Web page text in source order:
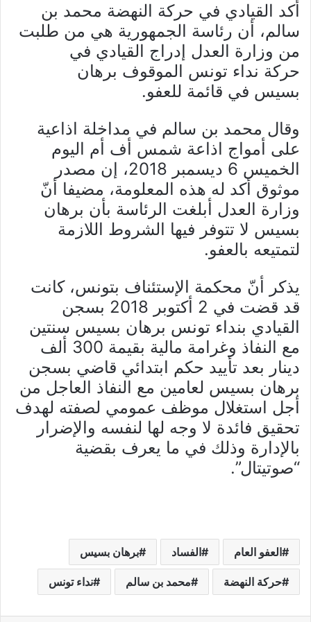
أكد القيادي في حركة النهضة محمد بن
سالم، أن رئاسة الجمهورية هي من طلبت
من وزارة العدل إدراج القيادي في
حركة نداء تونس الموقوف برهان
بسيس في قائمة للعفو.
وقال محمد بن سالم في مداخلة اذاعية
على أمواج اذاعة شمس أف أم اليوم
الخميس 6 ديسمبر 2018، إن مصدر
موثوق أكد له هذه المعلومة، مضيفا أنّ
وزارة العدل أبلغت الرئاسة بأن برهان
بسيس لا تتوفر فيها الشروط اللازمة
لتمتيعه بالعفو.
يذكر أنّ محكمة الإستئناف بتونس، كانت
قد قضت في 2 أكتوبر 2018 بسجن
القيادي بنداء تونس برهان بسيس سنتين
مع النفاذ وغرامة مالية بقيمة 300 ألف
دينار بعد تأييد حكم ابتدائي قاضي بسجن
برهان بسيس لعامين مع النفاذ العاجل من
أجل استغلال موظف عمومي لصفته لهدف
تحقيق فائدة لا وجه لها لنفسه والإضرار
بالإدارة وذلك في ما يعرف بقضية
“صوتيتال”.
العفو العام الفساد برهان بسيس
حركة النهضة محمد بن سالم نداء تونس